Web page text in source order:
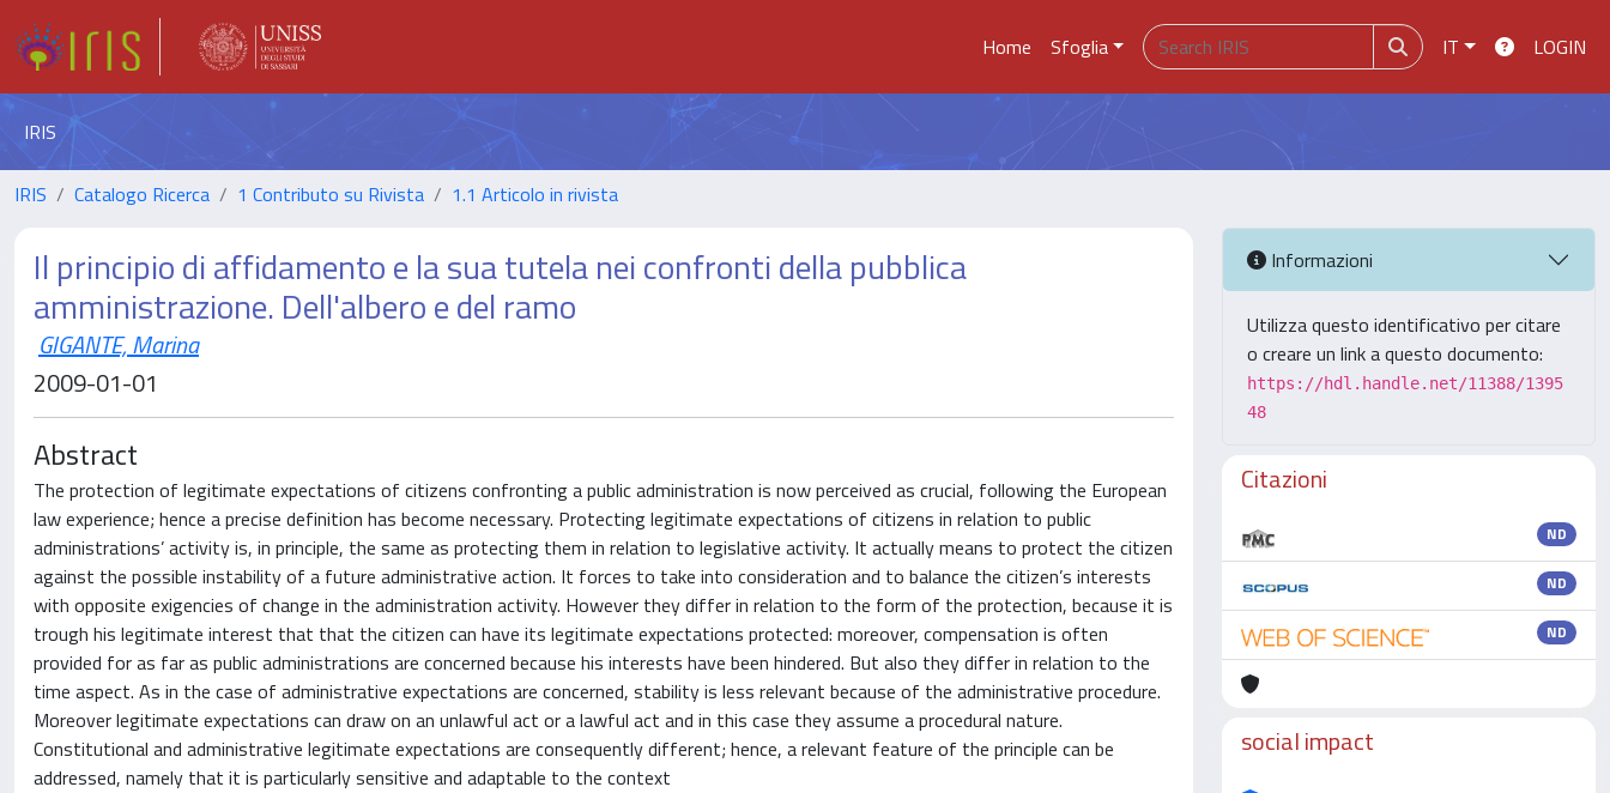
Home Sfoglia IT LOGIN
IRIS
IRIS Catalogo Ricerca 1 Contributo su Rivista 1.1 Articolo in rivista
Il principio di affidamento e la sua tutela nei confronti della pubblica
amministrazione. Dell'albero e del ramo
GIGANTE, Marina
2009-01-01
Abstract
The protection of legitimate expectations of citizens confronting a public administration is now perceived as crucial, following the European
law experience; hence a precise definition has become necessary. Protecting legitimate expectations of citizens in relation to public
administrations’ activity is, in principle, the same as protecting them in relation to legislative activity. It actually means to protect the citizen
against the possible instability of a future administrative action. It forces to take into consideration and to balance the citizen’s interests
with opposite exigencies of change in the administration activity. However they differ in relation to the form of the protection, because it is
trough his legitimate interest that that the citizen can have its legitimate expectations protected: moreover, compensation is often
provided for as far as public administrations are concerned because his interests have been hindered. But also they differ in relation to the
time aspect. As in the case of administrative expectations are concerned, stability is less relevant because of the administrative procedure.
Moreover legitimate expectations can draw on an unlawful act or a lawful act and in this case they assume a procedural nature.
Constitutional and administrative legitimate expectations are consequently different; hence, a relevant feature of the principle can be
addressed, namely that it is particularly sensitive and adaptable to the context
Informazioni
Utilizza questo identificativo per citare
o creare un link a questo documento:
https://hdl.handle.net/11388/1395
48
Citazioni
ND
ND
ND
social impact